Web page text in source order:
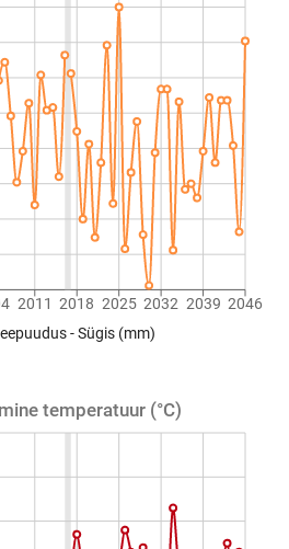
2011 2018 2025 2032 2039 2046
- Sügis (mm)
temperatuur (°C)